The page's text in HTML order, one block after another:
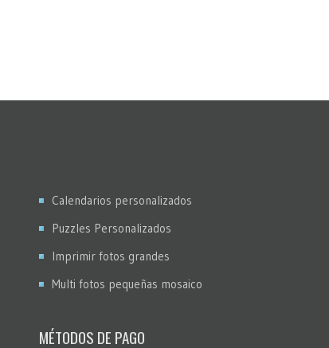
Calendarios personalizados
Puzzles Personalizados
Imprimir fotos grandes
Multi fotos pequeñas mosaico
MÉTODOS DE PAGO